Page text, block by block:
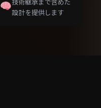
設計を提供します